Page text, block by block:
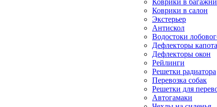
Коврики в
Коврики в салон
Экстерьер
Антискол
Водостоки
Дефлекторы капота
Дефлекторы окон
Рейлинги
Решетки радиатора
Перевозка собак
Решетки для
Автогамаки